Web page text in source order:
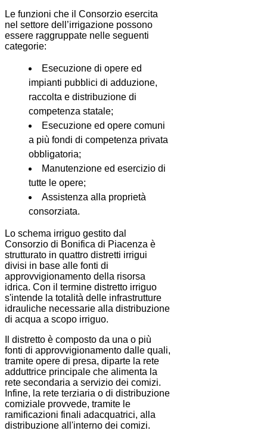
Le funzioni che il Consorzio esercita
nel settore dell’irrigazione possono
essere raggruppate nelle seguenti
categorie:
Esecuzione di opere ed
impianti pubblici di adduzione,
raccolta e distribuzione di
competenza statale;
Esecuzione ed opere comuni
a più fondi di competenza privata
obbligatoria;
Manutenzione ed esercizio di
tutte le opere;
Assistenza alla proprietà
consorziata.
Lo schema irriguo gestito dal
Consorzio di Bonifica di Piacenza è
strutturato in quattro distretti irrigui
divisi in base alle fonti di
approvvigionamento della risorsa
idrica. Con il termine distretto irriguo
s'intende la totalità delle infrastrutture
idrauliche necessarie alla distribuzione
di acqua a scopo irriguo.
Il distretto è composto da una o più
fonti di approvvigionamento dalle quali,
tramite opere di presa, diparte la rete
adduttrice principale che alimenta la
rete secondaria a servizio dei comizi.
Infine, la rete terziaria o di distribuzione
comiziale provvede, tramite le
ramificazioni finali adacquatrici, alla
distribuzione all'interno dei comizi.